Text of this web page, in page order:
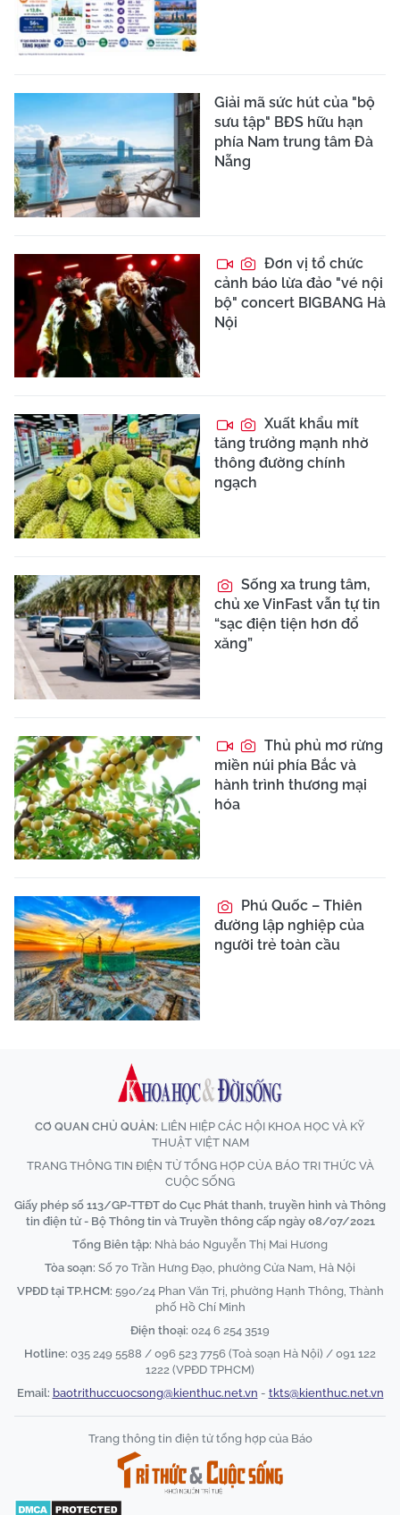
Giải mã sức hút của "bộ
sưu tập" BĐS hữu hạn
phía Nam trung tâm Đà
Nẵng
Đơn vị tổ chức
cảnh báo lừa đảo "vé nội
bộ" concert BIGBANG Hà
Nội
Xuất khẩu mít
tăng trưởng mạnh nhờ
thông đường chính
ngạch
Sống xa trung tâm,
chủ xe VinFast vẫn tự tin
“sạc điện tiện hơn đổ
xăng”
Thủ phủ mơ rừng
miền núi phía Bắc và
hành trình thương mại
hóa
Phú Quốc – Thiên
đường lập nghiệp của
người trẻ toàn cầu
CƠ QUAN CHỦ QUẢN: LIÊN HIỆP CÁC HỘI KHOA HỌC VÀ KỸ
THUẬT VIỆT NAM
TRANG THÔNG TIN ĐIỆN TỬ TỔNG HỢP CỦA BÁO TRI THỨC VÀ
CUỘC SỐNG
Giấy phép số 113/GP-TTĐT do Cục Phát thanh, truyền hình và Thông
tin điện tử - Bộ Thông tin và Truyền thông cấp ngày 08/07/2021
Tổng Biên tập: Nhà báo Nguyễn Thị Mai Hương
Tòa soạn: Số 70 Trần Hưng Đạo, phường Cửa Nam, Hà Nội
VPĐD tại TP.HCM: 590/24 Phan Văn Trị, phường Hạnh Thông, Thành
phố Hồ Chí Minh
Điện thoại: 024 6 254 3519
Hotline: 035 249 5588 / 096 523 7756 (Toà soạn Hà Nội) / 091 122
1222 (VPĐD TPHCM)
Email: baotrithuccuocsong@kienthuc.net.vn - tkts@kienthuc.net.vn
Trang thông tin điện tử tổng hợp của Báo